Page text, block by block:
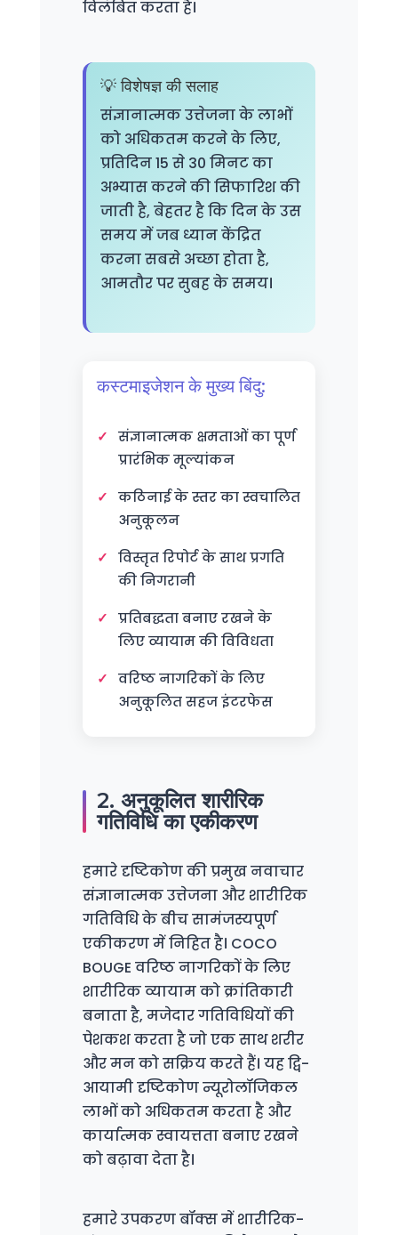
विलंबित करता है।
💡 विशेषज्ञ की सलाह
संज्ञानात्मक उत्तेजना के लाभों
को अधिकतम करने के लिए,
प्रतिदिन 15 से 30 मिनट का
अभ्यास करने की सिफारिश की
जाती है, बेहतर है कि दिन के उस
समय में जब ध्यान केंद्रित
करना सबसे अच्छा होता है,
आमतौर पर सुबह के समय।
कस्टमाइजेशन के मुख्य बिंदु:
संज्ञानात्मक क्षमताओं का पूर्ण
प्रारंभिक मूल्यांकन
कठिनाई के स्तर का स्वचालित
अनुकूलन
विस्तृत रिपोर्ट के साथ प्रगति
की निगरानी
प्रतिबद्धता बनाए रखने के
लिए व्यायाम की विविधता
वरिष्ठ नागरिकों के लिए
अनुकूलित सहज इंटरफेस
2. अनुकूलित शारीरिक
गतिविधि का एकीकरण
हमारे दृष्टिकोण की प्रमुख नवाचार
संज्ञानात्मक उत्तेजना और शारीरिक
गतिविधि के बीच सामंजस्यपूर्ण
एकीकरण में निहित है। COCO
BOUGE वरिष्ठ नागरिकों के लिए
शारीरिक व्यायाम को क्रांतिकारी
बनाता है, मजेदार गतिविधियों की
पेशकश करता है जो एक साथ शरीर
और मन को सक्रिय करते हैं। यह द्वि-
आयामी दृष्टिकोण न्यूरोलॉजिकल
लाभों को अधिकतम करता है और
कार्यात्मक स्वायत्तता बनाए रखने
को बढ़ावा देता है।
हमारे उपकरण बॉक्स में शारीरिक-